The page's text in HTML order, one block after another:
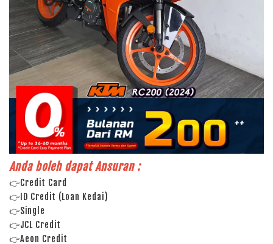
Anda boleh dapat Ansuran :
👉Credit Card
👉ID Credit (Loan Kedai)
👉Single
👉JCL Credit
👉Aeon Credit